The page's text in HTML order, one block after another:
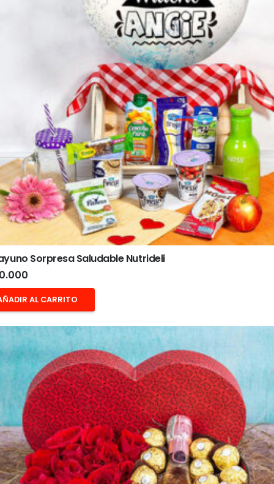
Sorpresa Saludable Nutrideli
AL CARRITO